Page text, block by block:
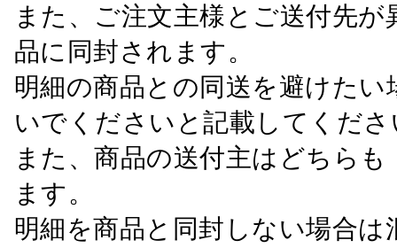
また、ご注文主様とご送付先
品に同封されます。
明細の商品との同送を避けた
いでくださいと記載してくださ
また、商品の送付主はどちら
ます。
明細を商品と同封しない場合